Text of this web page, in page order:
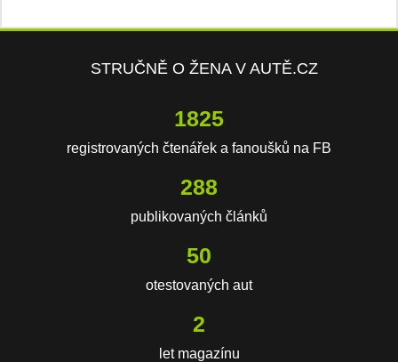
STRUČNĚ O ŽENA V AUTĚ.CZ
3821
registrovaných čtenářek a fanoušků na FB
603
publikovaných článků
106
otestovaných aut
3
let magazínu